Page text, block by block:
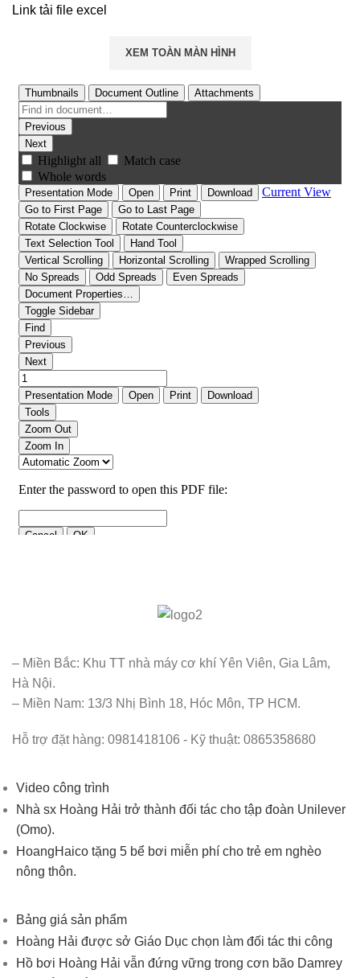
Link tải file excel
XEM TOÀN MÀN HÌNH
– Miền Bắc: Khu TT nhà máy cơ khí Yên Viên, Gia Lâm,
Hà Nội.
– Miền Nam: 13/3 Nhị Bình 18, Hóc Môn, TP HCM.
Hỗ trợ đặt hàng: 0981418106 - Kỹ thuật: 0865358680
Video công trình
Nhà sx Hoàng Hải trở thành đối tác cho tập đoàn Unilever
(Omo).
HoangHaico tặng 5 bể bơi miễn phí cho trẻ em nghèo
nông thôn.
Bảng giá sản phẩm
Hoàng Hải được sở Giáo Dục chọn làm đối tác thi công
Hồ bơi Hoàng Hải vẫn đứng vững trong cơn bão Damrey